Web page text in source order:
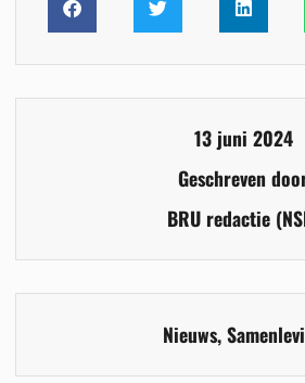
13 juni 2024
Geschreven
BRU redactie
Nieuws,